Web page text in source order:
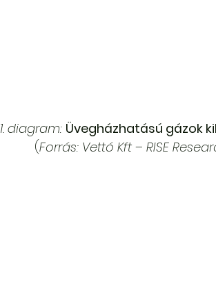
1. diagram: Üvegházhatású gázok
(Forrás: Vettó Kft – RISE